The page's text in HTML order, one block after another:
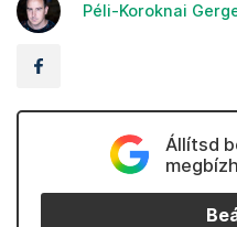
Péli-Koroknai
Állítsd